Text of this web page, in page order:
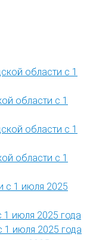
области с 1
области с 1
июля 2025 года